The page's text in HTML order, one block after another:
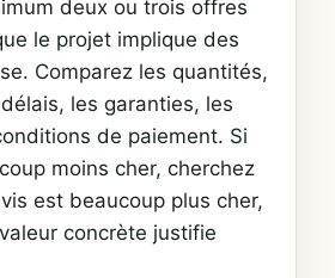
deux ou trois offres
le projet implique des
Comparez les quantités,
les garanties, les
de paiement. Si
moins cher, cherchez
est beaucoup plus cher,
concrète justifie